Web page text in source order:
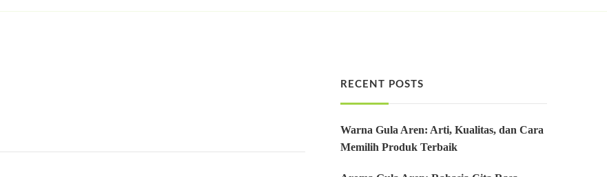
RECENT POSTS
Warna Gula Aren: Arti, Kualitas, dan Cara
Memilih Produk Terbaik